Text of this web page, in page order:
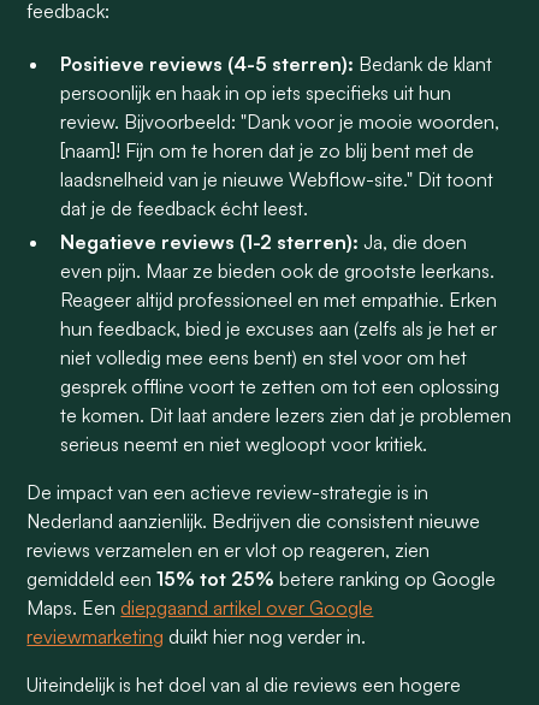
feedback:
Positieve reviews (4-5 sterren): Bedank de klant
persoonlijk en haak in op iets specifieks uit hun
review. Bijvoorbeeld: "Dank voor je mooie woorden,
[naam]! Fijn om te horen dat je zo blij bent met de
laadsnelheid van je nieuwe Webflow-site." Dit toont
dat je de feedback écht leest.
Negatieve reviews (1-2 sterren): Ja, die doen
even pijn. Maar ze bieden ook de grootste leerkans.
Reageer altijd professioneel en met empathie. Erken
hun feedback, bied je excuses aan (zelfs als je het er
niet volledig mee eens bent) en stel voor om het
gesprek offline voort te zetten om tot een oplossing
te komen. Dit laat andere lezers zien dat je problemen
serieus neemt en niet wegloopt voor kritiek.
De impact van een actieve review-strategie is in
Nederland aanzienlijk. Bedrijven die consistent nieuwe
reviews verzamelen en er vlot op reageren, zien
gemiddeld een15% tot 25% betere ranking op Google
Maps. Eendiepgaand artikel over Google
reviewmarketing duikt hier nog verder in.
Uiteindelijk is het doel van al die reviews een hogere